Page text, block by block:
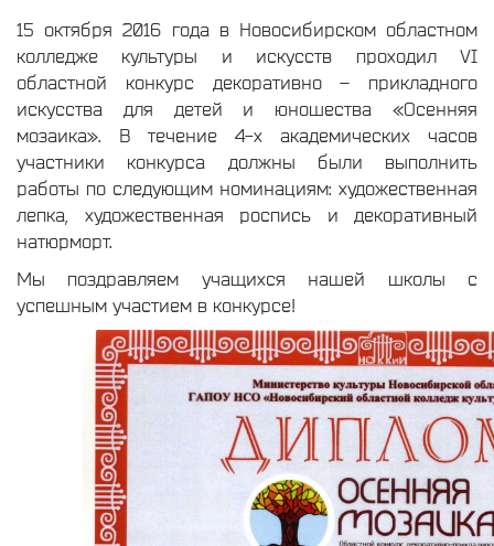
15 октября 2016 года в Новосибирском областном
колледже культуры и искусств проходил VI
областной конкурс декоративно – прикладного
искусства для детей и юношества «Осенняя
мозаика». В течение 4-х академических часов
участники конкурса должны были выполнить
работы по следующим номинациям: художественная
лепка, художественная роспись и декоративный
натюрморт.
Мы поздравляем учащихся нашей школы с
успешным участием в конкурсе!